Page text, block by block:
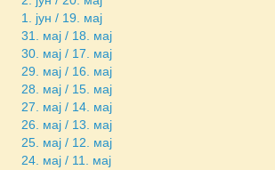
1. јун / 19. мај
31. мај / 18. мај
30. мај / 17. мај
29. мај / 16. мај
28. мај / 15. мај
27. мај / 14. мај
26. мај / 13. мај
25. мај / 12. мај
24. мај / 11. мај